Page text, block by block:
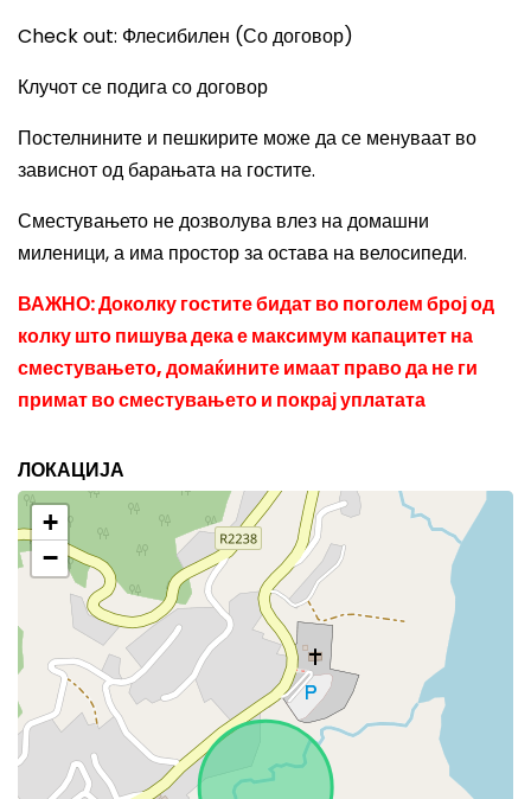
Check out: Флесибилен (Со договор)
Клучот се подига со договор
Постелнините и пешкирите може да се менуваат во
зависнот од барањата на гостите.
Сместувањето не дозволува влез на домашни
миленици, а има простор за остава на велосипеди.
ВАЖНО: Доколку гостите бидат во поголем број од
колку што пишува дека е максимум капацитет на
сместувањето, домаќините имаат право да не ги
примат во сместувањето и покрај уплатата
ЛОКАЦИЈА
+
−